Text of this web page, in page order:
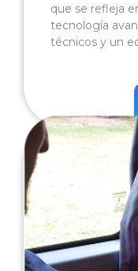
que se refleja
tecnología
técnicos y un